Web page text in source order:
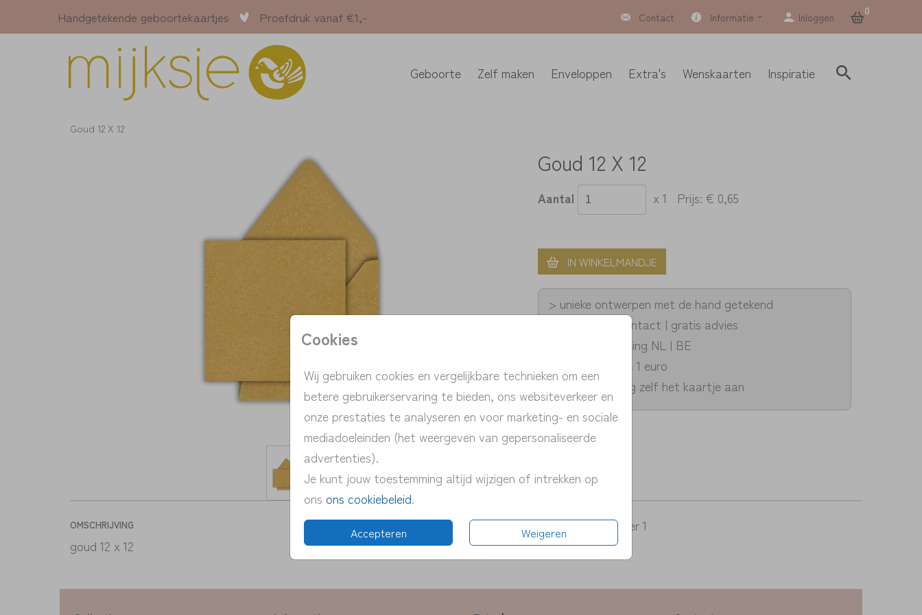
Handgetekende geboortekaartjes Proefdruk vanaf €1,- Contact Informatie Inloggen 0
Geboorte Zelf maken Enveloppen Extra's Wenskaarten Inspiratie
Cookies
Wij gebruiken cookies en vergelijkbare technieken om een
betere gebruikerservaring te bieden, ons websiteverkeer en
onze prestaties te analyseren en voor marketing- en sociale
mediadoeleinden (het weergeven van gepersonaliseerde
advertenties).
Je kunt jouw toestemming altijd wijzigen of intrekken op
ons ons cookiebeleid.
Accepteren Weigeren
Goud 12 X 12
Goud 12 X 12
Aantal x 1 Prijs:€ 0,65
IN WINKELMANDJE
> unieke ontwerpen met de hand getekend
> persoonlijk contact | gratis advies
> snelle verzending NL | BE
> proefdruk v.a. 1 euro
> pas eenvoudig zelf het kaartje aan
OMSCHRIJVING
goud 12 x 12
Prijs:€ 0,65 per 1